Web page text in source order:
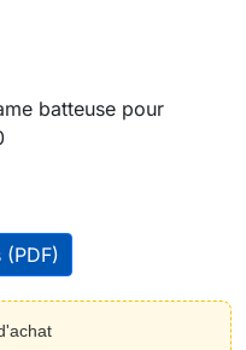
batteuse pour